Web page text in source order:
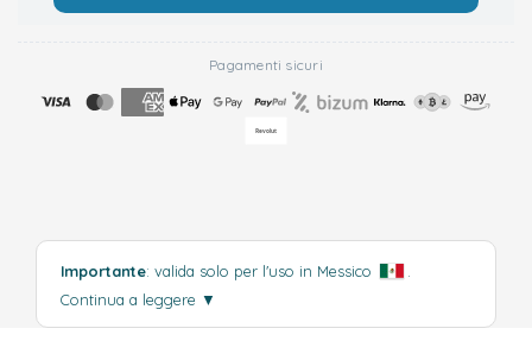
Pagamenti sicuri
Importante: valida solo per l'uso in Messico
Continua a leggere ▼